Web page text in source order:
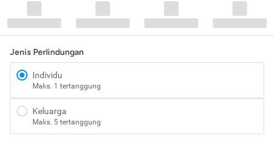
Jenis Perlindungan
Individu
Maks. 1 tertanggung
Keluarga
Maks. 5 tertanggung